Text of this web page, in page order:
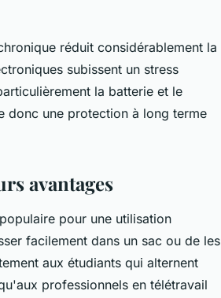
réduit considérablement la
subissent un stress
la batterie et le
donc une protection à long terme
avantages
pour une utilisation
facilement dans un sac ou de les
aux étudiants qui alternent
professionnels en télétravail